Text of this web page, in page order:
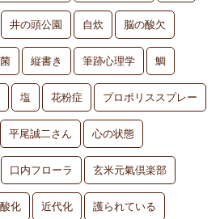
井の頭公園 自炊 脳の酸欠
縦書き 筆跡心理学 鯛
塩 花粉症 プロポリススプレー
平尾誠二さん 心の状態
口内フローラ 玄米元氣倶楽部
化 近代化 護られている